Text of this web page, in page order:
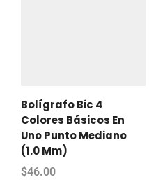
Bolígrafo Bic 4
Colores Básicos En
Uno Punto Mediano
(1.0 Mm)
$46.00